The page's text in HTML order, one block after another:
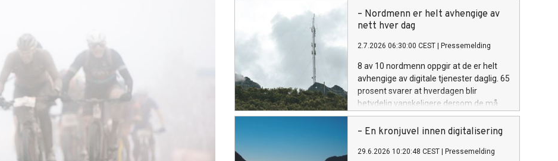
styrke innsatsen mot mobbing,
utenforskap og psykiske utfordringer i
– Nordmenn er helt avhengige av
nett hver dag
2.7.2026 06:30:00 CEST Pressemelding
8 av 10 nordmenn oppgir at de er helt
avhengige av digitale tjenester daglig. 65
prosent svarer at hverdagen blir
betydelig vanskeligere dersom de må
klare seg uten disse netttjenestene i
mer enn en halv dag.
– En kronjuvel innen digitalisering
29.6.2026 10:20:48 CEST Pressemelding